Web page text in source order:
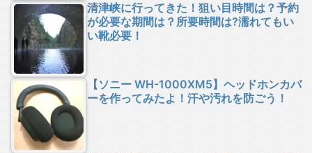
清津峡に行ってきた！狙い目時間は？予約
が必要な期間は？所要時間は?濡れてもい
い靴必要！
【ソニー WH-1000XM5】ヘッドホンカバ
ーを作ってみたよ！汗や汚れを防ごう！